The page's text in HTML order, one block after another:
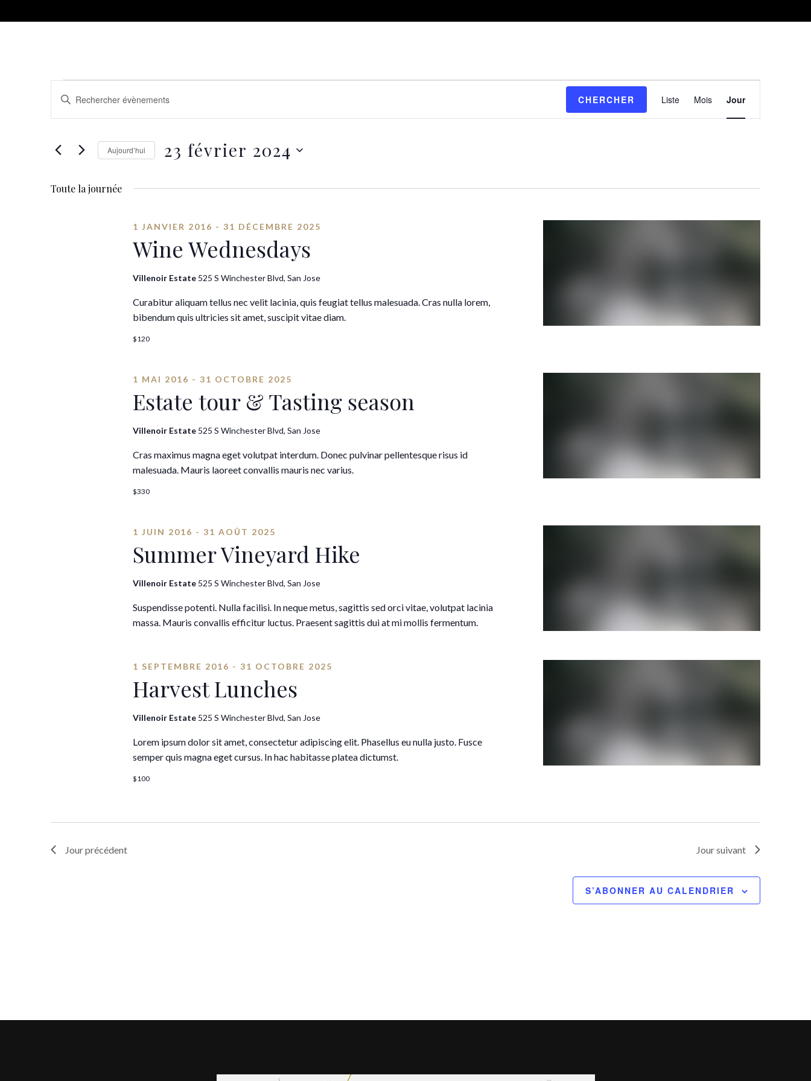
Recherche
et
navigation
Évènements
SAISIR
MOT-
CLÉ.
ÉVÈNEMENTS
CLÉ.
CHERCHER
Navigation
de
Liste Mois Jour
Aujourd’hui 23 février 2024
Toute la journée
Wine Wednesdays
1 JANVIER 2016 - 31 DÉCEMBRE 2025
Villenoir Estate 525 S Winchester Blvd, San Jose
Curabitur aliquam tellus nec velit lacinia, quis feugiat tellus malesuada. Cras nulla lorem,
bibendum quis ultricies sit amet, suscipit vitae diam.
$120
Estate tour & Tasting season
1 MAI 2016 - 31 OCTOBRE 2025
Villenoir Estate 525 S Winchester Blvd, San Jose
Cras maximus magna eget volutpat interdum. Donec pulvinar pellentesque risus id
malesuada. Mauris laoreet convallis mauris nec varius.
$330
Summer Vineyard Hike
1 JUIN 2016 - 31 AOÛT 2025
Villenoir Estate 525 S Winchester Blvd, San Jose
Suspendisse potenti. Nulla facilisi. In neque metus, sagittis sed orci vitae, volutpat lacinia
massa. Mauris convallis efficitur luctus. Praesent sagittis dui at mi mollis fermentum.
Harvest Lunches
1 SEPTEMBRE 2016 - 31 OCTOBRE 2025
Villenoir Estate 525 S Winchester Blvd, San Jose
Lorem ipsum dolor sit amet, consectetur adipiscing elit. Phasellus eu nulla justo. Fusce
semper quis magna eget cursus. In hac habitasse platea dictumst.
$100
Jour précédent Jour suivant
S’ABONNER AU CALENDRIER